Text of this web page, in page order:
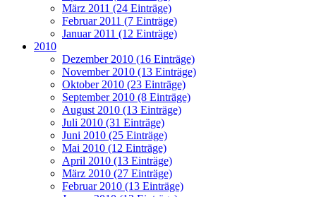
März 2011 (24 Einträge)
Februar 2011 (7 Einträge)
Januar 2011 (12 Einträge)
2010
Dezember 2010 (16 Einträge)
November 2010 (13 Einträge)
Oktober 2010 (23 Einträge)
September 2010 (8 Einträge)
August 2010 (13 Einträge)
Juli 2010 (31 Einträge)
Juni 2010 (25 Einträge)
Mai 2010 (12 Einträge)
April 2010 (13 Einträge)
März 2010 (27 Einträge)
Februar 2010 (13 Einträge)